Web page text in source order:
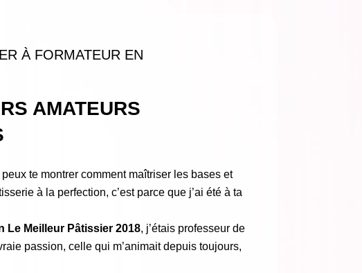
À FORMATEUR EN
AMATEURS
te montrer comment maîtriser les bases et
à la perfection, c’est parce que j’ai été à ta
Le Meilleur Pâtissier 2018, j’étais professeur de
passion, celle qui m’animait depuis toujours,